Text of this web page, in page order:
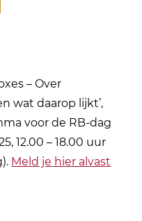
– Over
wat daarop lijkt’,
voor de RB-dag
12.00– 18.00 uur
Meld je hier alvast